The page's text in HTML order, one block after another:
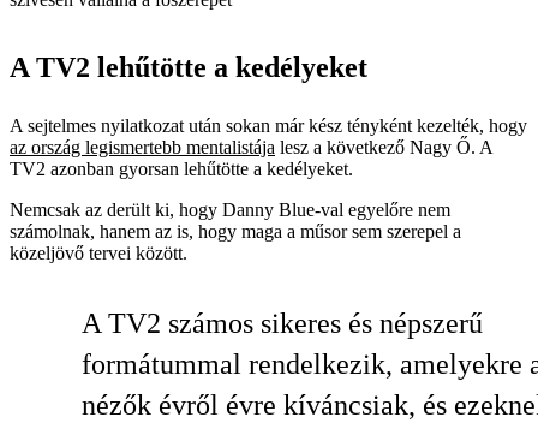
A TV2 lehűtötte a kedélyeket
A sejtelmes nyilatkozat után sokan már kész tényként kezelték, hogy
az ország legismertebb mentalistája lesz a következő Nagy Ő. A
TV2 azonban gyorsan lehűtötte a kedélyeket.
Nemcsak az derült ki, hogy Danny Blue-val egyelőre nem
számolnak, hanem az is, hogy maga a műsor sem szerepel a
közeljövő tervei között.
A TV2 számos sikeres és népszerű
formátummal rendelkezik, amelyekre
nézők évről évre kíváncsiak, és